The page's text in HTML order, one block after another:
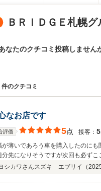
ＢＲＩＤＧＥ札幌
なたのクチコミ投稿しません
件のクチコミ
なお店です
評価 5点 接客： 5
が薄いであろう車を購入したのに
分先になりそうですが次回も必ずこ
シカワさんスズキ エブリイ（